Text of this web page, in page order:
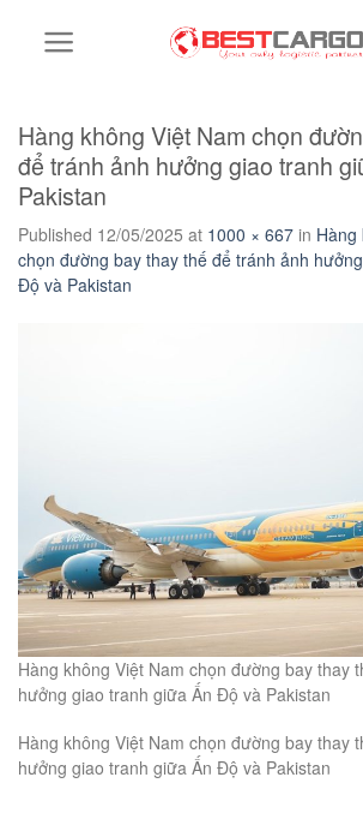
Hàng không Việt Nam chọn
để tránh ảnh hưởng giao tranh
Pakistan
Published 12/05/2025 at 1000 × 667 in Hàng
chọn đường bay thay thế để tránh ảnh
Độ và Pakistan
Hàng không Việt Nam chọn đường bay thay
hưởng giao tranh giữa Ấn Độ và Pakistan
Hàng không Việt Nam chọn đường bay thay
hưởng giao tranh giữa Ấn Độ và Pakistan